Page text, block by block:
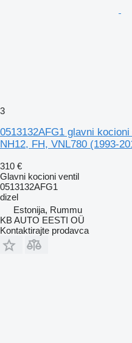
3
0513132AFG1 glavni
NH12, FH, VNL780 (1993-
310 €
Glavni kocioni ventil
0513132AFG1
dizel
Estonija, Rummu
KB AUTO EESTI OÜ
Kontaktirajte prodavca